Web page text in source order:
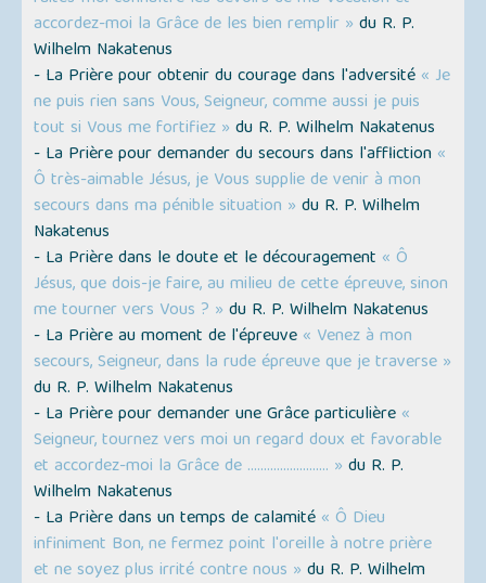
accordez-moi la Grâce de les bien remplir » du R. P.
Wilhelm Nakatenus
- La Prière pour obtenir du courage dans l'adversité « Je
ne puis rien sans Vous, Seigneur, comme aussi je puis
tout si Vous me fortifiez » du R. P. Wilhelm Nakatenus
- La Prière pour demander du secours dans l'affliction «
Ô très-aimable Jésus, je Vous supplie de venir à mon
secours dans ma pénible situation » du R. P. Wilhelm
Nakatenus
- La Prière dans le doute et le découragement « Ô
Jésus, que dois-je faire, au milieu de cette épreuve, sinon
me tourner vers Vous ? » du R. P. Wilhelm Nakatenus
- La Prière au moment de l'épreuve « Venez à mon
secours, Seigneur, dans la rude épreuve que je traverse »
du R. P. Wilhelm Nakatenus
- La Prière pour demander une Grâce particulière «
Seigneur, tournez vers moi un regard doux et favorable
et accordez-moi la Grâce de ......................... » du R. P.
Wilhelm Nakatenus
- La Prière dans un temps de calamité « Ô Dieu
infiniment Bon, ne fermez point l'oreille à notre prière
et ne soyez plus irrité contre nous » du R. P. Wilhelm